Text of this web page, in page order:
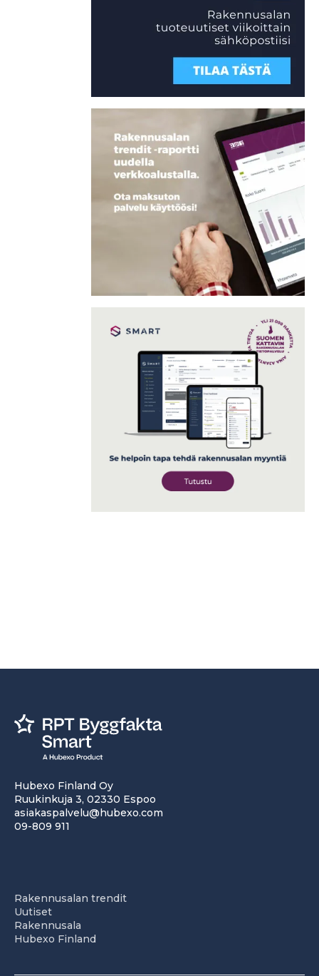
Hubexo Finland Oy
Ruukinkuja 3, 02330 Espoo
asiakaspalvelu@hubexo.com
09-809 911
Rakennusalan trendit
Uutiset
Rakennusala
Hubexo Finland